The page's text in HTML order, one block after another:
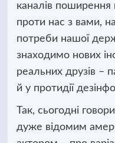
каналів поширення
проти нас з вами,
потреби нашої
знаходимо нових
реальних друзів –
й у протидії
Так, сьогодні
дуже відомим